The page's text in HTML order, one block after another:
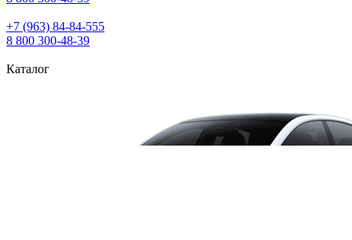
+7 (963) 84‑84‑555
8 800 300‑48‑39
Каталог